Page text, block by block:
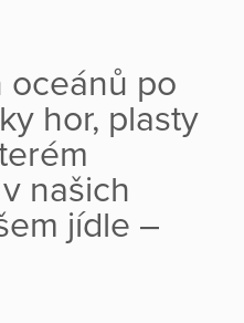
oceánů po
hor, plasty
našich
jídle –